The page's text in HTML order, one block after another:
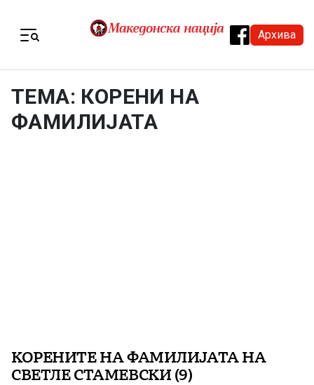
Архива
ТЕМА: КОРЕНИ НА
ФАМИЛИЈАТА
КОРЕНИТЕ НА ФАМИЛИЈАТА НА
СВЕТЛЕ СТАМЕВСКИ (9)